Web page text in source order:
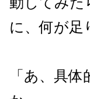
に、何が足
「あ、具